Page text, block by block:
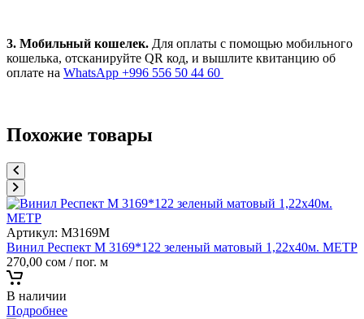
3. Мобильный кошелек. Для оплаты с помощью мобильного
кошелька, отсканируйте QR код, и вышлите квитанцию об
оплате на WhatsApp +996 556 50 44 60
Похожие товары
Артикул: M3169M
Винил Респект M 3169*122 зеленый матовый 1,22х40м. МЕТР
270,00 сом / пог. м
В наличии
Подробнее